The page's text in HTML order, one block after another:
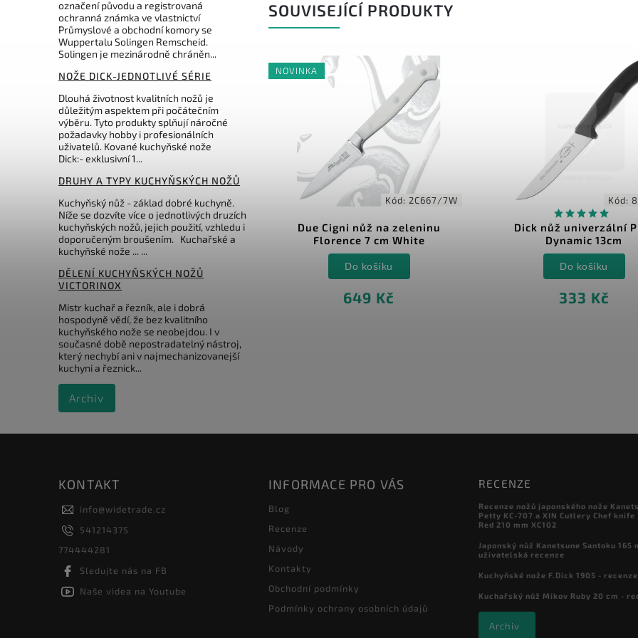
označení původu a registrovaná
ochranná známka ve vlastnictví
Průmyslové a obchodní komory se
Wuppertalu Solingen Remscheid.
Solingen je mezinárodně chráněn...
NOŽE DICK-JEDNOTLIVÉ SÉRIE
Dlouhá životnost kvalitních nožů je
důležitým aspektem při počátečním
výběru. Tyto produkty splňují náročné
požadavky hobby i profesionálních
uživatelů. Kované kuchyňské nože
Dick:- exklusivní 1...
DRUHY A TYPY KUCHYŇSKÝCH NOŽŮ
Kuchyňský nůž - základ dobré kuchyně.
Níže se dozvíte více o jednotlivých druzích
kuchyňských nožů, jejich použití, vzhledu i
doporučeným broušením. Kuchařské a
kuchyňské nože ... ...
DĚLENÍ KUCHYŇSKÝCH NOŽŮ
VICTORINOX
Mistr kuchař a řezník, ale i dobrá
hospodyně vědí, že bez kvalitního
kuchyňského nože se neobejdou. I v
současné době nepostradatelný nástroj,
který nechybí ani v najmechanizovanejší
kuchyni a řeznick...
Archiv
SOUVISEJÍCÍ PRODUKTY
NOVINKA
Kód:2C667/10W
Due Cigni nůž na zeleninu
Florence 10 cm White
Do košíku
NOVINKA
Kód: 2C667/7W
Due Cigni nůž na zeleninu
Florence 7 cm White
649 Kč
Do košíku
Kód:
Dick nůž univerzální
Dynamic 13cm
333 Kč
Do košíku
KONTAKT
info@widetrade.cz
541214375
774444281
Sledujte nás na FB
Naše videa na Youtube
INFORMACE PRO VÁS
Blog
Recenze
Návody
Kontakty
Obchodní podmínky
Podmínky ochrany osobních údajů
RECENZE
Recenze nožů japonského nože
Petty KC-707 a XIN Cutlery Chef knife
Red 210 mm XC102
Japonský nůž Kanetsune Santoku 165
uživatelská recenze
Kuchyňské nože F.Dick 1905 - recenze
Kuchařský nůž Mikov Ruby 20 cm -
Archiv